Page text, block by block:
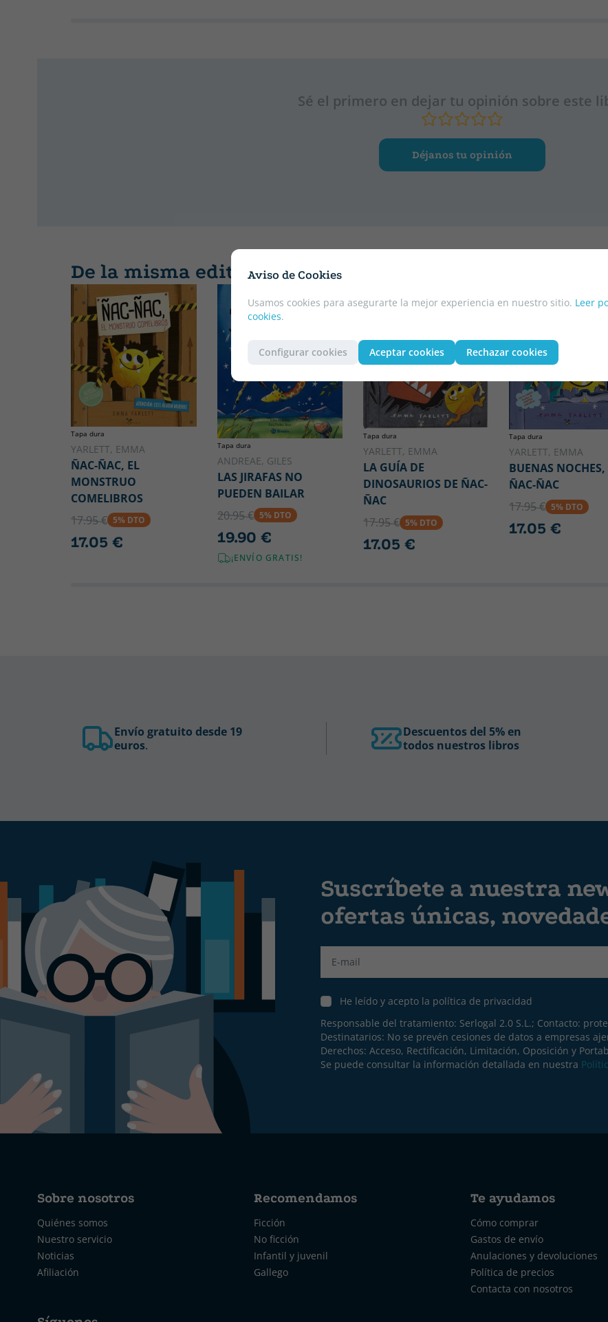
Aviso de Cookies
Usamos cookies para asegurarte la mejor experiencia en nuestro sitio. Leer
cookies.
Configurar cookies Aceptar cookies Rechazar cookies
Sé el primero en dejar tu opinión sobre este
Déjanos tu opinión
De la misma editorial
Tapa dura
YARLETT, EMMA
ÑAC-ÑAC, EL
MONSTRUO
COMELIBROS
17.95 € 5% DTO
17.05 €
Tapa dura
ANDREAE, GILES
LAS JIRAFAS NO
PUEDEN BAILAR
20.95 € 5% DTO
19.90 €
¡ENVÍO GRATIS!
Tapa dura
YARLETT, EMMA
LA GUÍA DE
DINOSAURIOS DE ÑAC-
ÑAC
17.95 € 5% DTO
17.05 €
Tapa dura
YARLETT, EMMA
BUENAS NOCHES,
ÑAC-ÑAC
17.95 € 5% DTO
17.05 €
Envío gratuito desde 19
euros.
Descuentos del 5% en
todos nuestros libros
Suscríbete a nuestra
ofertas únicas,
He leído y acepto la política de privacidad
Responsable del tratamiento: Serlogal 2.0 S.L.; Contacto:
Destinatarios: No se prevén cesiones de datos a empresas
Derechos: Acceso, Rectificación, Limitación, Oposición y
Se puede consultar la información detallada en nuestra
Sobre nosotros
Quiénes somos
Nuestro servicio
Noticias
Afiliación
Recomendamos
Ficción
No ficción
Infantil y juvenil
Gallego
Te ayudamos
Cómo comprar
Gastos de envío
Anulaciones y devoluciones
Política de precios
Contacta con nosotros